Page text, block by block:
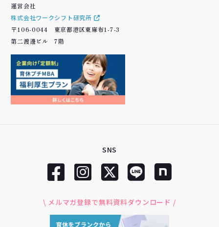
運営会社
株式会社ワークシフト研究所
〒106-0044 東京都港区東麻布1-7-3
第二渡邊ビル 7階
SNS
\ メルマガ登録で無料資料ダウンロード /